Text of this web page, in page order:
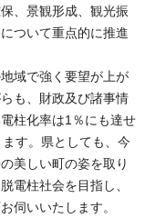
、景観形成、観光振
ついて重点的に推進
域で強く要望が上が
も、財政及び諸事情
柱化率は1％にも達せ
す。県としても、今
美しい町の姿を取り
電柱社会を目指し、
伺いいたします。